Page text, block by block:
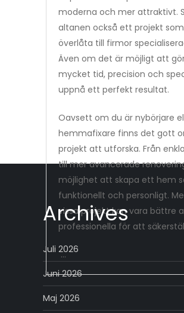
moderna och mer attraktivt.
altanen också ett projekt
överlåta till firmor
Även om det är möjligt att
mycket tid, precision och
uppnå ett perfekt resultat.
Oavsett om du är nybörjare
hemmafixare finns det gott
projekt att utforska. Från
till mer avancerade
möjlighet att skapa ett hem
funktionellt och personligt.
vissa projekt kan vara bättre
professionella för att
…
Archives
Juli 2026
Juni 2026
Maj 2026